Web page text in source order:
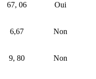
67, 06 Oui
6,67 Non
9, 80 Non